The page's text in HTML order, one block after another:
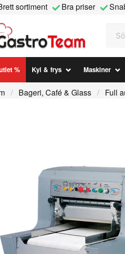
sortiment Bra priser
% Kyl & frys Maskiner
Bageri, Café & Glass Full